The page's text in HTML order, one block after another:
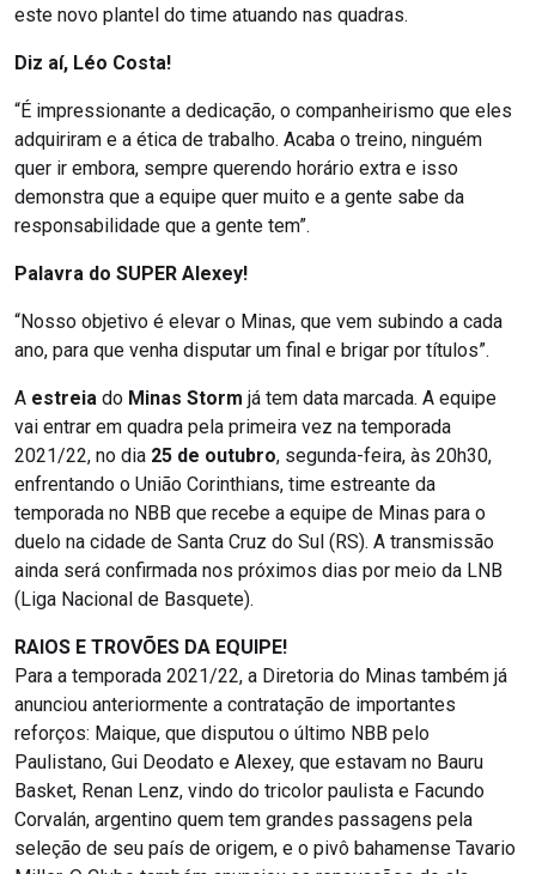
este novo plantel do time atuando nas quadras.
Diz aí, Léo Costa!
“É impressionante a dedicação, o companheirismo que eles
adquiriram e a ética de trabalho. Acaba o treino, ninguém
quer ir embora, sempre querendo horário extra e isso
demonstra que a equipe quer muito e a gente sabe da
responsabilidade que a gente tem”.
Palavra do SUPER Alexey!
“Nosso objetivo é elevar o Minas, que vem subindo a cada
ano, para que venha disputar um final e brigar por títulos”.
A estreia do Minas Storm já tem data marcada. A equipe
vai entrar em quadra pela primeira vez na temporada
2021/22, no dia 25 de outubro, segunda-feira, às 20h30,
enfrentando o União Corinthians, time estreante da
temporada no NBB que recebe a equipe de Minas para o
duelo na cidade de Santa Cruz do Sul (RS). A transmissão
ainda será confirmada nos próximos dias por meio da LNB
(Liga Nacional de Basquete).
RAIOS E TROVÕES DA EQUIPE!
Para a temporada 2021/22, a Diretoria do Minas também já
anunciou anteriormente a contratação de importantes
reforços: Maique, que disputou o último NBB pelo
Paulistano, Gui Deodato e Alexey, que estavam no Bauru
Basket, Renan Lenz, vindo do tricolor paulista e Facundo
Corvalán, argentino quem tem grandes passagens pela
seleção de seu país de origem, e o pivô bahamense Tavario